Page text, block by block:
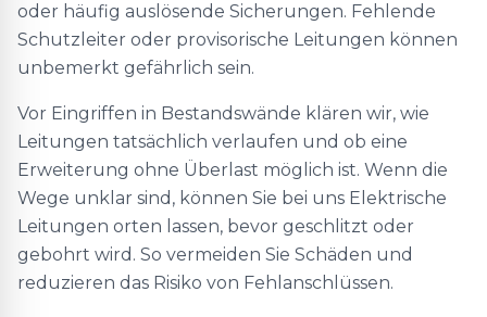
oder häufig auslösende Sicherungen. Fehlende
Schutzleiter oder provisorische Leitungen können
unbemerkt gefährlich sein.
Vor Eingriffen in Bestandswände klären wir, wie
Leitungen tatsächlich verlaufen und ob eine
Erweiterung ohne Überlast möglich ist. Wenn die
Wege unklar sind, können Sie bei uns Elektrische
Leitungen orten lassen, bevor geschlitzt oder
gebohrt wird. So vermeiden Sie Schäden und
reduzieren das Risiko von Fehlanschlüssen.